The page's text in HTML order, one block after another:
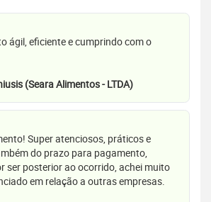
ágil, eficiente e cumprindo com o
(Seara Alimentos - LTDA)
Super atenciosos, práticos e
do prazo para pagamento,
ser posterior ao ocorrido, achei muito
em relação a outras empresas.